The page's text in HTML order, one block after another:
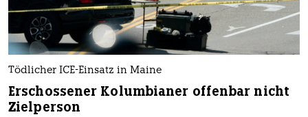
Tödlicher ICE-Einsatz in Maine
Erschossener Kolumbianer offenbar nicht
Zielperson